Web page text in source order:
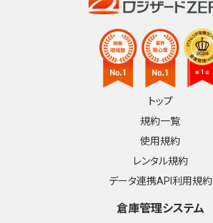
トップ
規約一覧
使用規約
レンタル規約
データ連携API利用規約
倉庫管理システム